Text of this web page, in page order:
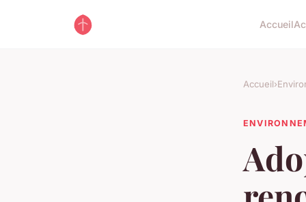
Accueil
Accueil›